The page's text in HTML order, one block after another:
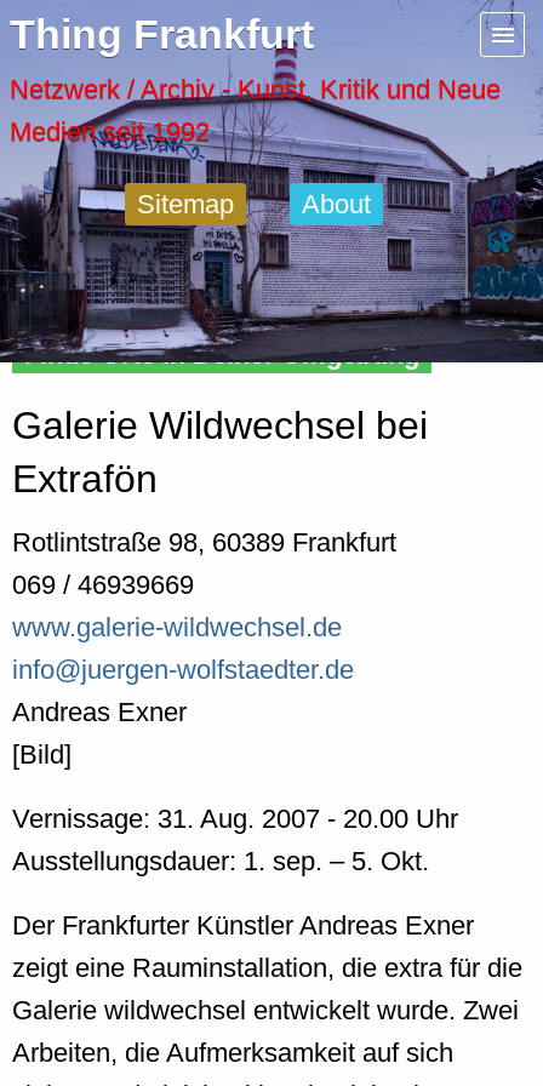
Thing Frankfurt
Netzwerk / Archiv - Kunst, Kritik und Neue
Medien seit 1992
Sitemap About
Finde Orte in Deiner Umgebung
Galerie Wildwechsel bei
Extrafön
Rotlintstraße 98, 60389 Frankfurt
069 / 46939669
www.galerie-wildwechsel.de
info@juergen-wolfstaedter.de
Andreas Exner
[Bild]
Vernissage: 31. Aug. 2007 - 20.00 Uhr
Ausstellungsdauer: 1. sep. – 5. Okt.
Der Frankfurter Künstler Andreas Exner
zeigt eine Rauminstallation, die extra für die
Galerie wildwechsel entwickelt wurde. Zwei
Arbeiten, die Aufmerksamkeit auf sich
Menu
Artspaces
Cool Places
Frankfurt Diary
Activity
Recent Posts
Home